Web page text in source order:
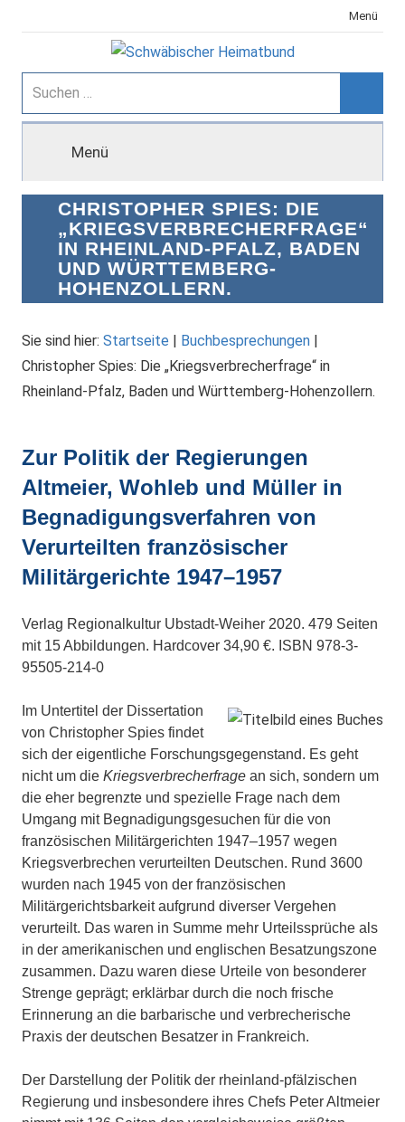
Inhalt
Menü
Schwäbischer
Heimatbund
Suchen
nach:
Menü
CHRISTOPHER SPIES: DIE
„KRIEGSVERBRECHERFRAGE“
IN RHEINLAND-PFALZ, BADEN
UND WÜRTTEMBERG-
HOHENZOLLERN.
Sie sind hier: Startseite | Buchbesprechungen |
Christopher Spies: Die „Kriegsverbrecherfrage“ in
Rheinland-Pfalz, Baden und Württemberg-Hohenzollern.
Zur Politik der Regierungen
Altmeier, Wohleb und Müller in
Begnadigungsverfahren von
Verurteilten französischer
Militärgerichte 1947–1957
Verlag Regionalkultur Ubstadt-Weiher 2020. 479 Seiten
mit 15 Abbildungen. Hardcover 34,90 €. ISBN 978-3-
95505-214-0
Im Untertitel der Dissertation
von Christopher Spies findet
sich der eigentliche Forschungsgegenstand. Es geht
nicht um die Kriegsverbrecherfrage an sich, sondern um
die eher begrenzte und spezielle Frage nach dem
Umgang mit Begnadigungsgesuchen für die von
französischen Militärgerichten 1947–1957 wegen
Kriegsverbrechen verurteilten Deutschen. Rund 3600
wurden nach 1945 von der französischen
Militärgerichtsbarkeit aufgrund diverser Vergehen
verurteilt. Das waren in Summe mehr Urteilssprüche als
in der amerikanischen und englischen Besatzungszone
zusammen. Dazu waren diese Urteile von besonderer
Strenge geprägt; erklärbar durch die noch frische
Erinnerung an die barbarische und verbrecherische
Praxis der deutschen Besatzer in Frankreich.
Der Darstellung der Politik der rheinland-pfälzischen
Regierung und insbesondere ihres Chefs Peter Altmeier